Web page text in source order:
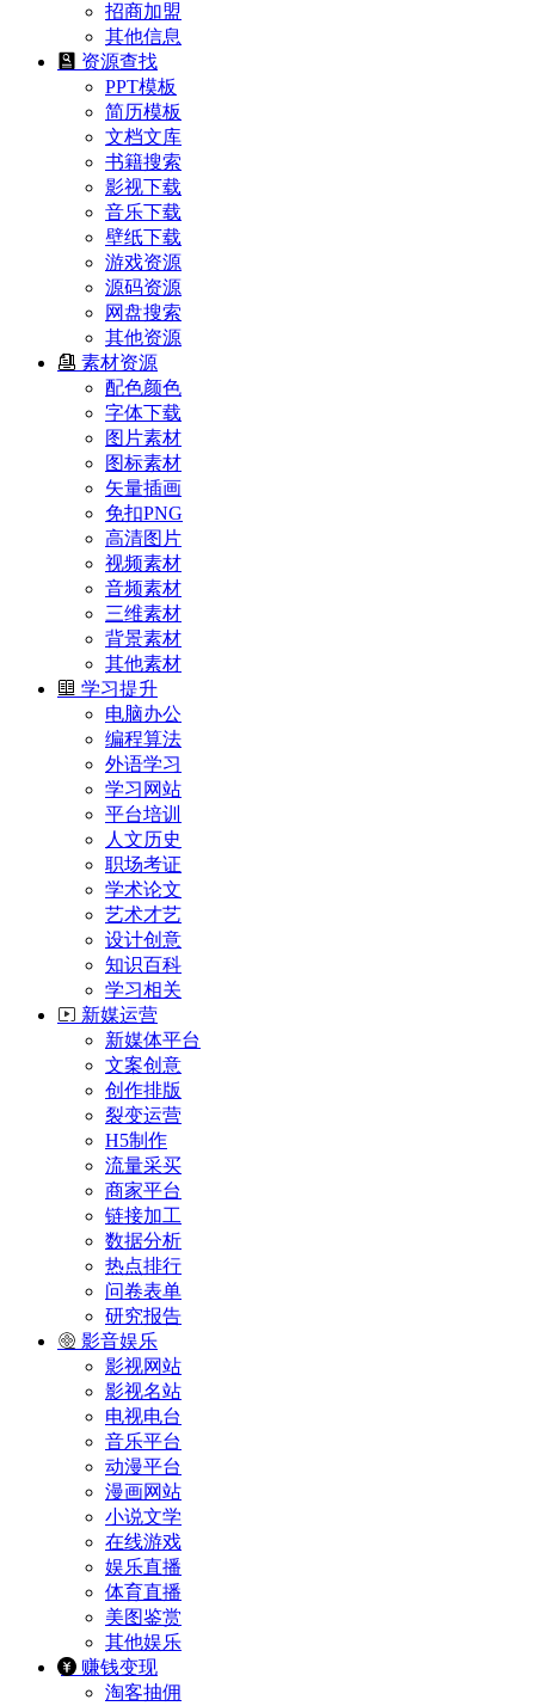
招商加盟
其他信息
资源查找
PPT模板
简历模板
文档文库
书籍搜索
影视下载
音乐下载
壁纸下载
游戏资源
源码资源
网盘搜索
其他资源
素材资源
配色颜色
字体下载
图片素材
图标素材
矢量插画
免扣PNG
高清图片
视频素材
音频素材
三维素材
背景素材
其他素材
学习提升
电脑办公
编程算法
外语学习
学习网站
平台培训
人文历史
职场考证
学术论文
艺术才艺
设计创意
知识百科
学习相关
新媒运营
新媒体平台
文案创意
创作排版
裂变运营
H5制作
流量采买
商家平台
链接加工
数据分析
热点排行
问卷表单
研究报告
影音娱乐
影视网站
影视名站
电视电台
音乐平台
动漫平台
漫画网站
小说文学
在线游戏
娱乐直播
体育直播
美图鉴赏
其他娱乐
赚钱变现
淘客抽佣